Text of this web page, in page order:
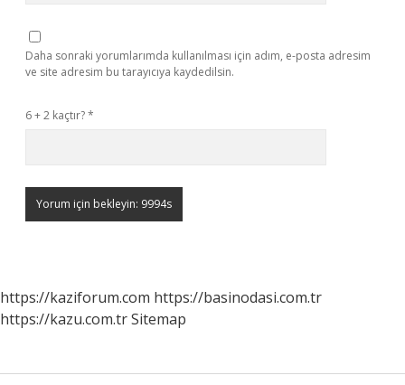
Daha sonraki yorumlarımda kullanılması için adım, e-posta adresim
ve site adresim bu tarayıcıya kaydedilsin.
6 + 2 kaçtır?*
https://kaziforum.com https://basinodasi.com.tr
https://kazu.com.trSitemap